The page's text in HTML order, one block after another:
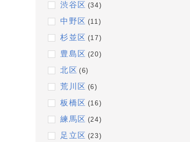
渋谷区 (34)
中野区 (11)
杉並区 (17)
豊島区 (20)
北区 (6)
荒川区 (6)
板橋区 (16)
練馬区 (24)
足立区 (23)